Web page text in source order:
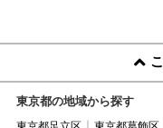
東京都の地域から探す